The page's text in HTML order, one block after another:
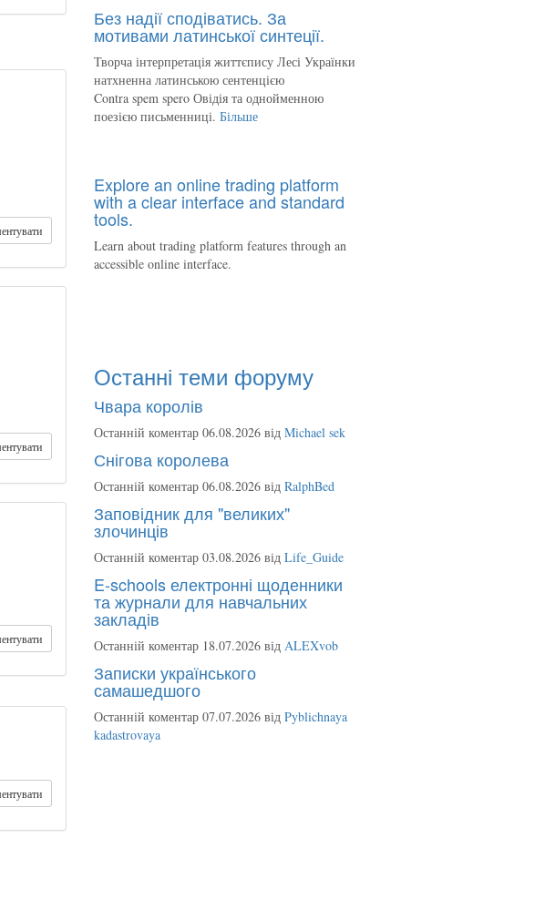
Без надії сподіватись. За
мотивами латинської синтеції.
Творча інтерпретація життєпису Лесі Українки
натхненна латинською сентенцією
Contra spem spero Овідія та однойменною
поезією письменниці. Більше
Explore an online trading platform
with a clear interface and standard
tools.
Learn about trading platform features through an
accessible online interface.
Останні теми форуму
Чвара королів
Останній коментар 06.08.2026 від Michael sek
Снігова королева
Останній коментар 06.08.2026 від RalphBed
Заповідник для "великих"
злочинців
Останній коментар 03.08.2026 від Life_Guide
E-schools електронні щоденники
та журнали для навчальних
закладів
Останній коментар 18.07.2026 від ALEXvob
Записки українського
самашедшого
Останній коментар 07.07.2026 від Pyblichnaya
kadastrovaya